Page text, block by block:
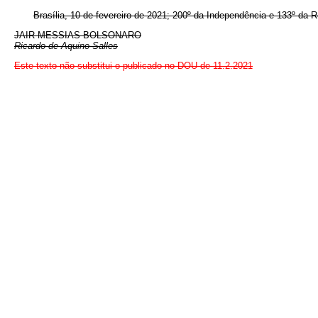
Brasília, 10 de fevereiro de 2021; 200º da Independência e 133º da
JAIR MESSIAS BOLSONARO
Ricardo de Aquino Salles
Este texto não substitui o publicado no DOU de 11.2.2021